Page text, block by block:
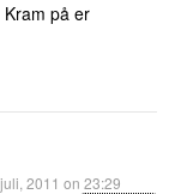
på er
2011 on 23:29